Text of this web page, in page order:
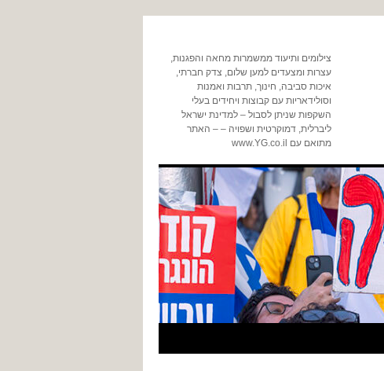
צילומים ותיעוד ממשמרות מחאה והפגנות,
עצרות ומצעדים למען שלום, צדק חברתי,
איכות סביבה, חינוך, תרבות ואמנות
וסולידאריות עם קבוצות ויחידים בעלי
השקפות שניתן לסבול – למדינת ישראל
ליברלית, דמוקרטית ושפויה – – האתר
מתואם עם www.YG.co.il